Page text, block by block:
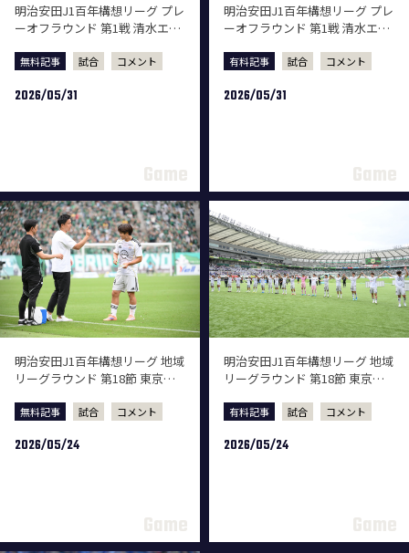
明治安田J1百年構想リーグ プレ
ーオフラウンド 第1戦 清水エス
無料記事 試合 コメント
2026/05/31
明治安田J1百年構想リーグ プレ
ーオフラウンド 第1戦 清水エス
有料記事 試合 コメント
2026/05/31
明治安田J1百年構想リーグ 地域
リーグラウンド 第18節 東京ヴ
無料記事 試合 コメント
2026/05/24
明治安田J1百年構想リーグ 地域
リーグラウンド 第18節 東京ヴ
有料記事 試合 コメント
2026/05/24